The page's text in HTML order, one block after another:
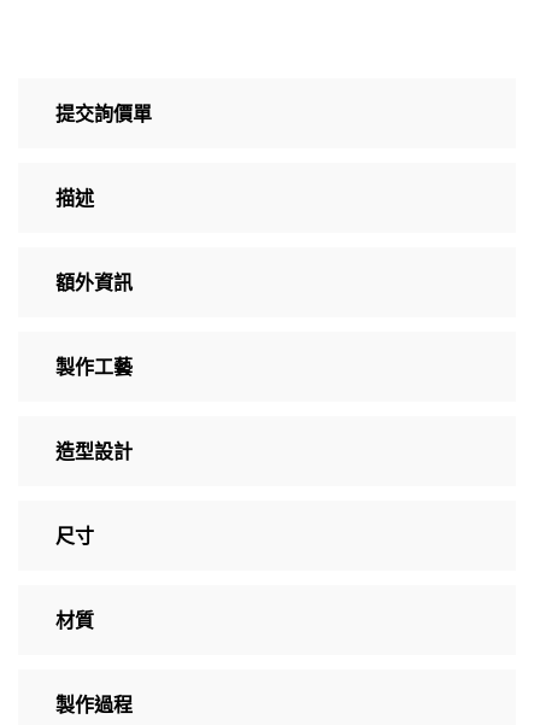
提交詢價單
描述
額外資訊
製作工藝
造型設計
尺寸
材質
製作過程